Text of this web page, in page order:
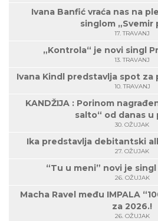
Ivana Banfić vraća nas na
singlom „Svemir
17. TRAVANJ
„Kontrola“ je novi singl
13. TRAVANJ
Ivana Kindl predstavlja spot za
10. TRAVANJ
KANDŽIJA : Porinom
salto“ od danas u
30. OŽUJAK
Ika predstavlja debitantski
27. OŽUJAK
“Tu u meni” novi je
26. OŽUJAK
Macha Ravel među IMPALA
za 2026.!
26. OŽUJAK